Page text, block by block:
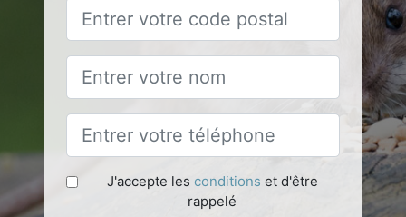
J'accepte les conditions et d'être
rappelé